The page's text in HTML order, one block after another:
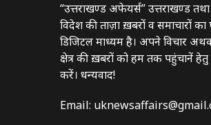
“उत्तराखण्ड अफेयर्स” उत्तराखण्ड
विदेश की ताज़ा ख़बरों व समाचारों
डिजिटल माध्यम है। अपने विचार
क्षेत्र की ख़बरों को हम तक पहुंचानें
करें। धन्यवाद!
Email: